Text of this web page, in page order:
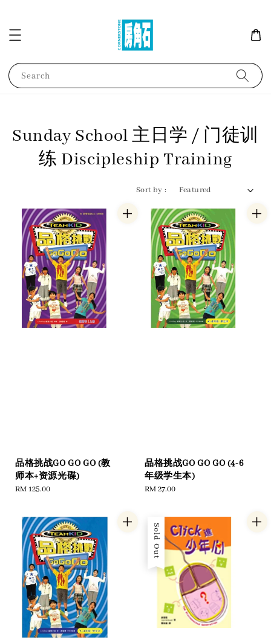
Search
Sunday School 主日学 / 门徒训
练 Discipleship Training
Sort by :
品格挑战GO GO GO (教
师本+资源光碟)
Regular
RM 125.00
品格挑战GO GO GO (4-6
年级学生本)
Regular
RM 27.00
Sold Out